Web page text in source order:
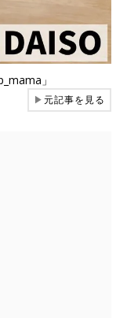
」
▶元記事を見る